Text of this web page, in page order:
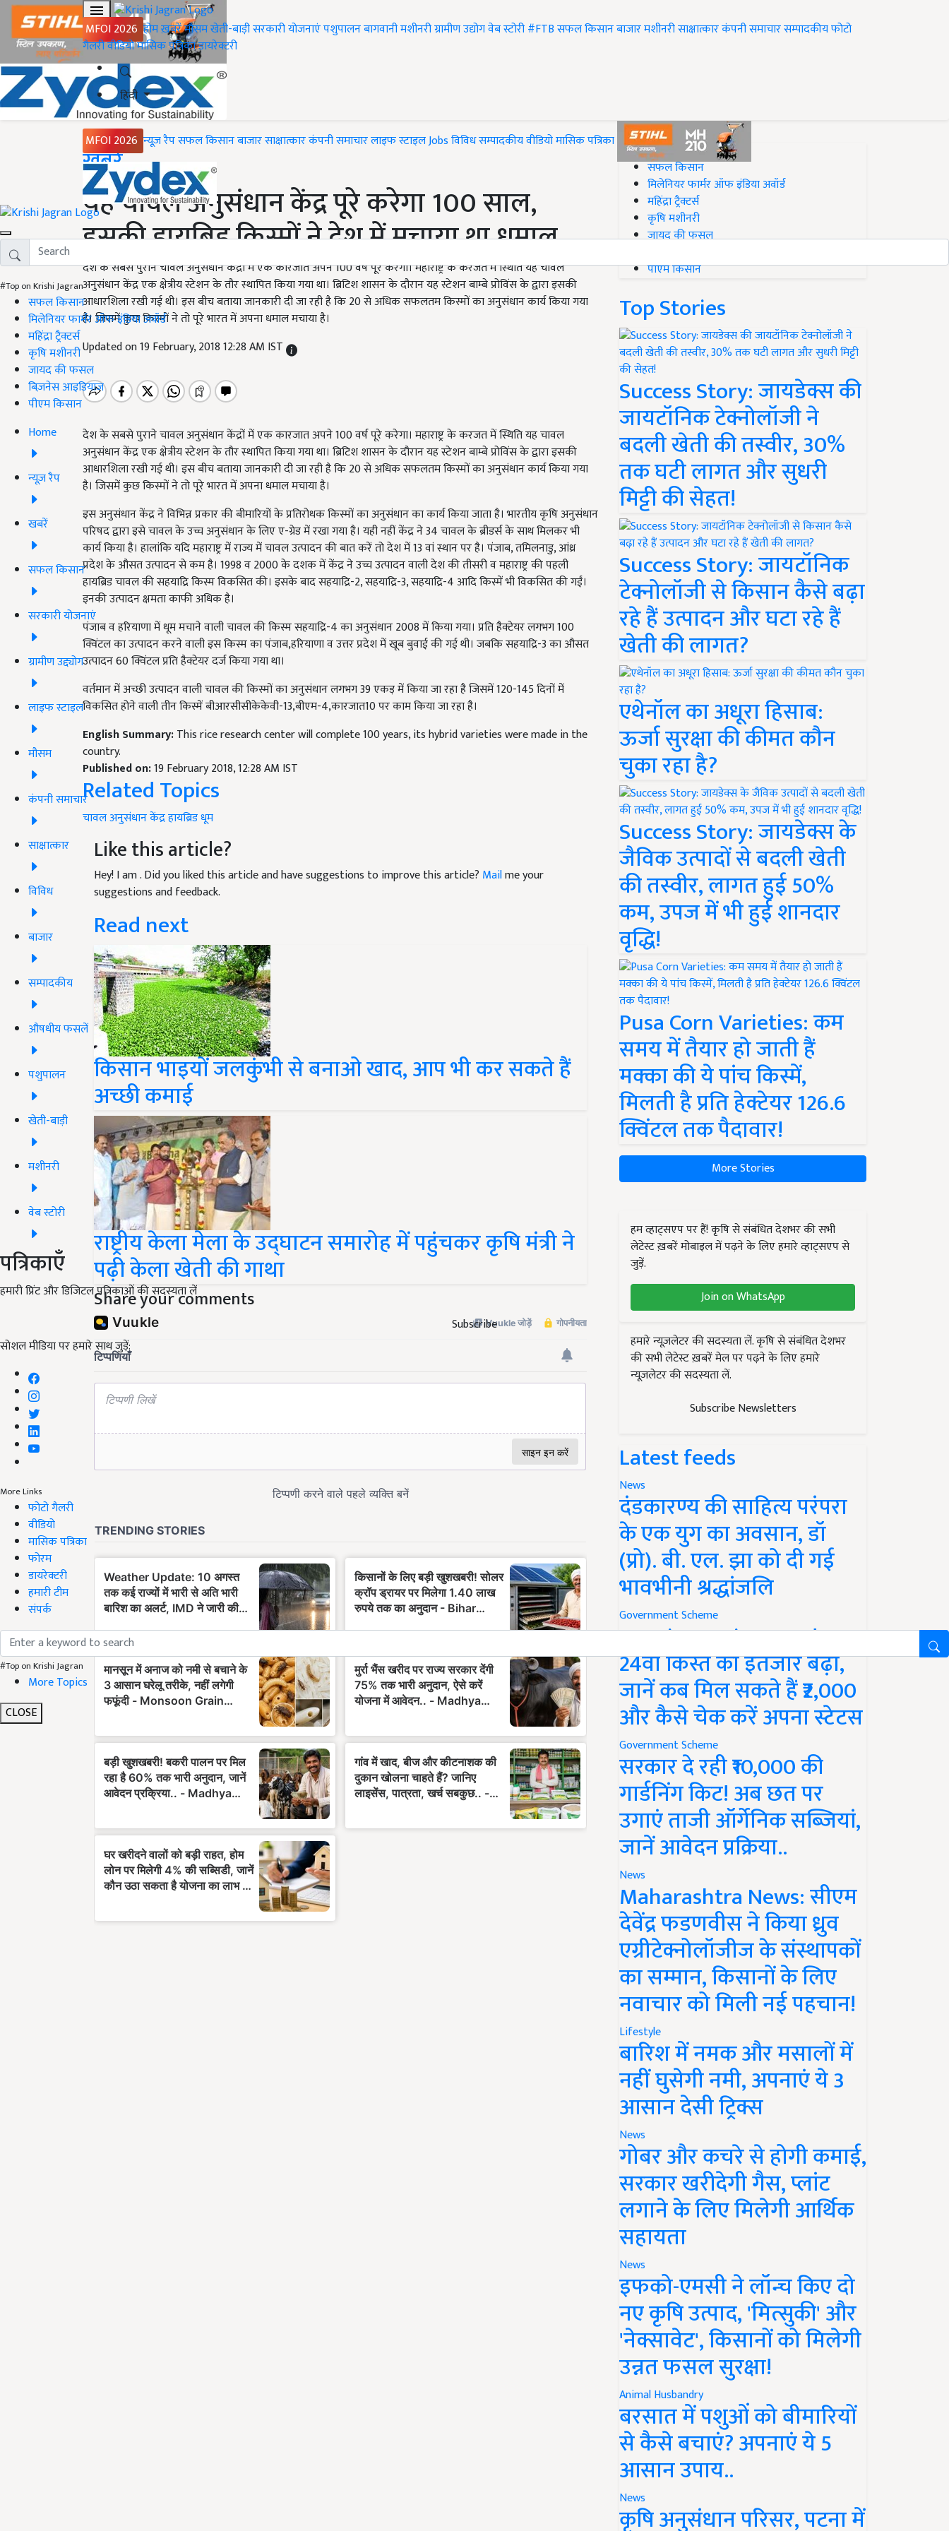
MFOI 2026 होमख़बरेंमौसमखेती-बाड़ीसरकारी योजनाएंपशुपालनबागवानीमशीनरीग्रामीण उद्योगवेब स्टोरी#FTBसफल किसानबाजारमशीनरीसाक्षात्कारकंपनी समाचारसम्पादकीयफोटो
गैलरीवीडियोमासिक पत्रिकाडायरेक्टरी
हिंदी
MFOI 2026 न्यूज़ रैपसफल किसानबाजारसाक्षात्कारकंपनी समाचारलाइफ स्टाइलJobsविविधसम्पादकीयवीडियोमासिक पत्रिका
#Top on Krishi Jagran
सफल किसान
मिलेनियर फार्मर ऑफ इंडिया अवॉर्ड
महिंद्रा ट्रैक्टर्स
कृषि मशीनरी
जायद की फसल
बिज़नेस आइडियाज
पीएम किसान
Home
न्यूज़ रैप
खबरें
सफल किसान
सरकारी योजनाएं
ग्रामीण उद्द्योग
लाइफ स्टाइल
मौसम
कंपनी समाचार
साक्षात्कार
विविध
बाजार
सम्पादकीय
औषधीय फसलें
पशुपालन
खेती-बाड़ी
मशीनरी
वेब स्टोरी
पत्रिकाएँ
हमारी प्रिंट और डिजिटल पत्रिकाओं की सदस्यता लें
Subscribe
सोशल मीडिया पर हमारे साथ जुड़ें:
More Links
फोटो गैलरी
वीडियो
मासिक पत्रिका
फोरम
डायरेक्टरी
हमारी टीम
संपर्क
#Top on Krishi Jagran
More Topics
CLOSE
Home
ख़बरें
यह चावल अनुसंधान केंद्र पूरे करेगा 100 साल,
इसकी हायब्रिड किस्मों ने देश में मचाय़ा था धमाल
देश के सबसे पुराने चावल अनुसंधान केंद्रों में एक कारजात अपने 100 वर्ष पूरे करेगा। महाराष्ट्र के करजत में स्थिति यह चावल
अनुसंधान केंद्र एक क्षेत्रीय स्टेशन के तौर स्थापित किया गया था। ब्रिटिश शासन के दौरान यह स्टेशन बाम्बे प्रोविंस के द्वारा इसकी
आधारशिला रखी गई थी। इस बीच बताया जानकारी दी जा रही है कि 20 से अधिक सफलतम किस्मों का अनुसंधान कार्य किया गया
है। जिसमें कुछ किस्मों ने तो पूरे भारत में अपना धमाल मचाया है।
Updated on 19 February, 2018 12:28 AM IST
देश के सबसे पुराने चावल अनुसंधान केंद्रों में एक कारजात अपने 100 वर्ष पूरे करेगा। महाराष्ट्र के करजत में स्थिति यह चावल
अनुसंधान केंद्र एक क्षेत्रीय स्टेशन के तौर स्थापित किया गया था। ब्रिटिश शासन के दौरान यह स्टेशन बाम्बे प्रोविंस के द्वारा इसकी
आधारशिला रखी गई थी। इस बीच बताया जानकारी दी जा रही है कि 20 से अधिक सफलतम किस्मों का अनुसंधान कार्य किया गया
है। जिसमें कुछ किस्मों ने तो पूरे भारत में अपना धमाल मचाया है।
इस अनुसंधान केंद्र ने विभिन्न प्रकार की बीमारियों के प्रतिरोधक किस्मों का अनुसंधान का कार्य किया जाता है। भारतीय कृषि अनुसंधान
परिषद द्वारा इसे चावल के उच्च अनुसंधान के लिए ए-ग्रेड में रखा गया है। यही नहीं केंद्र ने 34 चावल के ब्रीडर्स के साथ मिलकर भी
कार्य किया है। हालांकि यदि महाराष्ट्र में राज्य में चावल उत्पादन की बात करें तो देश में 13 वां स्थान पर है। पंजाब, तमिलनाडु, आंध्र
प्रदेश के औसत उत्पादन से कम है। 1998 व 2000 के दशक में केंद्र ने उच्च उत्पादन वाली देश की तीसरी व महाराष्ट्र की पहली
हायब्रिड चावल की सहयाद्रि किस्म विकसित की। इसके बाद सहयाद्रि-2, सहयाद्रि-3, सहयाद्रि-4 आदि किस्में भी विकसित की गईं।
इनकी उत्पादन क्षमता काफी अधिक है।
पंजाब व हरियाणा में धूम मचाने वाली चावल की किस्म सहयाद्रि-4 का अनुसंधान 2008 में किया गया। प्रति हैक्टेयर लगभग 100
क्विंटल का उत्पादन करने वाली इस किस्म का पंजाब,हरियाणा व उत्तर प्रदेश में खूब बुवाई की गई थी। जबकि सहयाद्रि-3 का औसत
उत्पादन 60 क्विंटल प्रति हैक्टेयर दर्ज किया गया था।
वर्तमान में अच्छी उत्पादन वाली चावल की किस्मों का अनुसंधान लगभग 39 एकड़ में किया जा रहा है जिसमें 120-145 दिनों में
विकसित होने वाली तीन किस्में बीआरसीसीकेकेवी-13,बीएम-4,कारजात10 पर काम किया जा रहा है।
English Summary:This rice research center will complete 100 years, its hybrid varieties were made in the
country.
Published on:19 February 2018, 12:28 AM IST
Related Topics
चावलअनुसंधानकेंद्रहायब्रिडधूम
Like this article?
Hey! I am. Did you liked this article and have suggestions to improve this article? Mailme your
suggestions and feedback.
Read next
किसान भाइयों जलकुंभी से बनाओ खाद, आप भी कर सकते हैं
अच्छी कमाई
राष्ट्रीय केला मेला के उद्घाटन समारोह में पहुंचकर कृषि मंत्री ने
पढ़ी केला खेती की गाथा
Share your comments
#Top on Krishi Jagran
सफल किसान
मिलेनियर फार्मर ऑफ इंडिया अवॉर्ड
महिंद्रा ट्रैक्टर्स
कृषि मशीनरी
जायद की फसल
पीएम किसान
Top Stories
Success Story: जायडेक्स की
जायटॉनिक टेक्नोलॉजी ने
बदली खेती की तस्वीर, 30%
तक घटी लागत और सुधरी
मिट्टी की सेहत!
Success Story: जायटॉनिक
टेक्नोलॉजी से किसान कैसे बढ़ा
रहे हैं उत्पादन और घटा रहे हैं
खेती की लागत?
एथेनॉल का अधूरा हिसाब:
ऊर्जा सुरक्षा की कीमत कौन
चुका रहा है?
Success Story: जायडेक्स के
जैविक उत्पादों से बदली खेती
की तस्वीर, लागत हुई 50%
कम, उपज में भी हुई शानदार
वृद्धि!
Pusa Corn Varieties: कम
समय में तैयार हो जाती हैं
मक्का की ये पांच किस्में,
मिलती है प्रति हेक्टेयर 126.6
क्विंटल तक पैदावार!
More Stories
हम व्हाट्सएप पर हैं! कृषि से संबंधित देशभर की सभी
लेटेस्ट ख़बरें मोबाइल में पढ़ने के लिए हमारे व्हाट्सएप से
जुड़ें.
Join on WhatsApp
हमारे न्यूज़लेटर की सदस्यता लें. कृषि से संबंधित देशभर
की सभी लेटेस्ट ख़बरें मेल पर पढ़ने के लिए हमारे
न्यूज़लेटर की सदस्यता लें.
Subscribe Newsletters
Latest feeds
News
दंडकारण्य की साहित्य परंपरा
के एक युग का अवसान, डॉ
(प्रो). बी. एल. झा को दी गई
भावभीनी श्रद्धांजलि
Government Scheme
PM Kisan Yojana Update:
24वीं किस्त का इंतजार बढ़ा,
जानें कब मिल सकते हैं ₹2,000
और कैसे चेक करें अपना स्टेटस
Government Scheme
सरकार दे रही ₹10,000 की
गार्डनिंग किट! अब छत पर
उगाएं ताजी ऑर्गेनिक सब्जियां,
जानें आवेदन प्रक्रिया..
News
Maharashtra News: सीएम
देवेंद्र फडणवीस ने किया ध्रुव
एग्रीटेक्नोलॉजीज के संस्थापकों
का सम्मान, किसानों के लिए
नवाचार को मिली नई पहचान!
Lifestyle
बारिश में नमक और मसालों में
नहीं घुसेगी नमी, अपनाएं ये 3
आसान देसी ट्रिक्स
News
गोबर और कचरे से होगी कमाई,
सरकार खरीदेगी गैस, प्लांट
लगाने के लिए मिलेगी आर्थिक
सहायता
News
इफको-एमसी ने लॉन्च किए दो
नए कृषि उत्पाद, 'मित्सुकी' और
'नेक्सावेट', किसानों को मिलेगी
उन्नत फसल सुरक्षा!
Animal Husbandry
बरसात में पशुओं को बीमारियों
से कैसे बचाएं? अपनाएं ये 5
आसान उपाय..
News
कृषि अनुसंधान परिसर, पटना में